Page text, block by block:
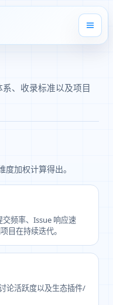
、收录标准以及项目
加权计算得出。
频率、Issue 响应速
目在持续迭代。
论活跃度以及生态插件/